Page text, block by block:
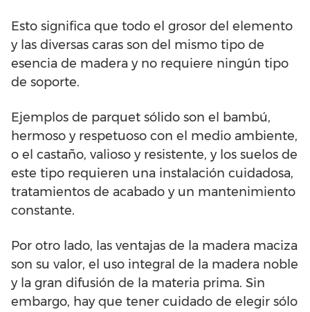
Esto significa que todo el grosor del elemento
y las diversas caras son del mismo tipo de
esencia de madera y no requiere ningún tipo
de soporte.
Ejemplos de parquet sólido son el bambú,
hermoso y respetuoso con el medio ambiente,
o el castaño, valioso y resistente, y los suelos de
este tipo requieren una instalación cuidadosa,
tratamientos de acabado y un mantenimiento
constante.
Por otro lado, las ventajas de la madera maciza
son su valor, el uso integral de la madera noble
y la gran difusión de la materia prima. Sin
embargo, hay que tener cuidado de elegir sólo